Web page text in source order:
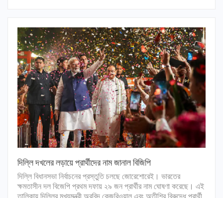
দিল্লি দখলের লড়ায়ে প্রার্থীদের নাম জানাল বিজিপি
দিল্লি বিধানসভা নির্বাচনের প্রস্তুতি চলছে জোরেশোরেই। ভারতের
ক্ষমতাসীন দল বিজেপি প্রথম দফায় ২৯ জন প্রার্থীর নাম ঘোষণা করেছে। এই